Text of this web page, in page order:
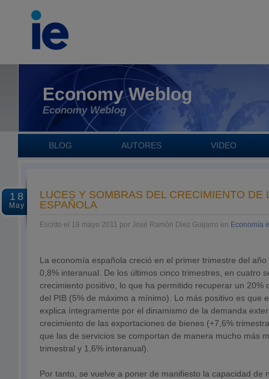
Economy Weblog
Economy Weblog
BLOG AUTORES VIDEO
18
May
LUCES Y SOMBRAS DEL CRECIMIENTO DE
ESPAÑOLA
Escrito el 18 mayo 2011 por José Ramón Diez Guijarro en Economía
La economía española creció en el primer trimestre del
0,8% interanual. De los últimos cinco trimestres, en cuatro
crecimiento positivo, lo que ha permitido recuperar un 20%
del PIB (5% de máximo a mínimo). Lo más positivo es que
explica íntegramente por el dinamismo de la demanda
crecimiento de las exportaciones de bienes (+7,6%
que las de servicios se comportan de manera mucho más
trimestral y 1,6% interanual).
Por tanto, se vuelve a poner de manifiesto la capacidad de